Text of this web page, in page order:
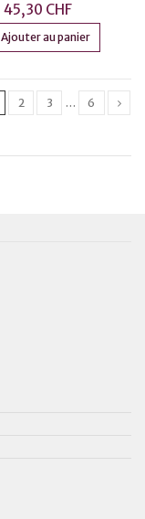
45,30 CHF
Ajouter au panier
2 3 … 6